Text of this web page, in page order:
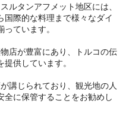
ルタンアフメット地区には、
国際的な料理まで様々なダイ
ています。
店が豊富にあり、トルコの伝
供しています。
講じられており、観光地の人
に保管することをお勧めし